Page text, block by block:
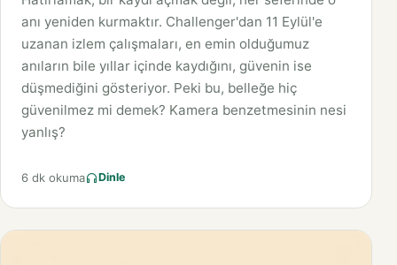
anı yeniden kurmaktır. Challenger'dan 11 Eylül'e
uzanan izlem çalışmaları, en emin olduğumuz
anıların bile yıllar içinde kaydığını, güvenin ise
düşmediğini gösteriyor. Peki bu, belleğe hiç
güvenilmez mi demek? Kamera benzetmesinin nesi
yanlış?
6 dk okuma Dinle